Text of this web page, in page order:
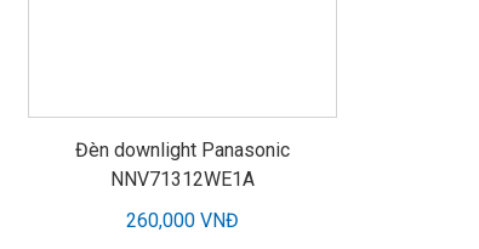
Đèn downlight Panasonic
NNV71312WE1A
260,000 VNĐ